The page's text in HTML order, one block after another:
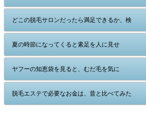
どこの脱毛サロンだったら満足できるか、検
夏の時節になってくると素足を人に見せ
ヤフーの知恵袋を見ると、むだ毛を気に
脱毛エステで必要なお金は、昔と比べてみた